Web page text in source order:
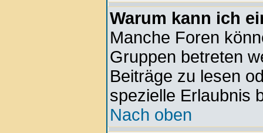
Warum kann ich
Manche Foren
Gruppen betreten
Beiträge zu lesen
spezielle Erlaubnis
Nach oben